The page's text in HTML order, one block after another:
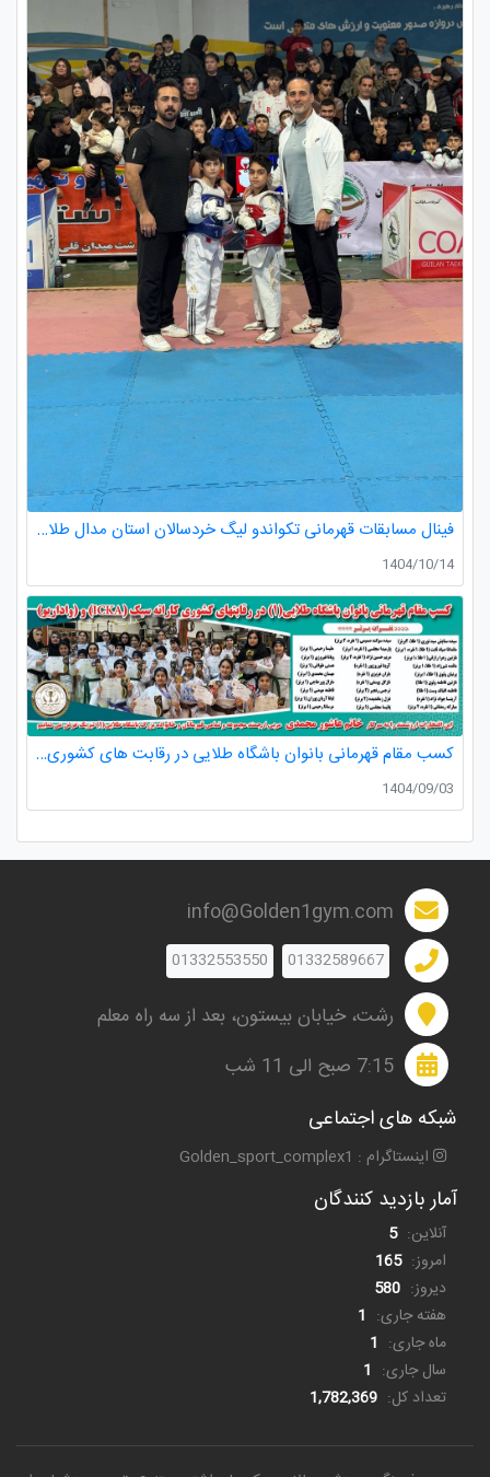
فینال مسابقات قهرمانی تکواندو لیگ خردسالان استان مدال طلا صدرا ظفری از باشگاه طلایی به مربیگری استاد عسکری مربی ارزنده باشگاه
1404/10/14
کسب مقام قهرمانی بانوان باشگاه طلایی در رقابت های کشوری کاراته
1404/09/03
info@Golden1gym.com
01332589667
01332553550
رشت، خیابان بیستون، بعد از سه راه معلم
7:15 صبح الی 11 شب
شبکه های اجتماعی
اینستاگرام : Golden_sport_complex1
آمار بازدید کنندگان
آنلاین: 5
امروز: 165
دیروز: 580
هفته جاری: 1
ماه جاری: 1
سال جاری: 1
تعداد کل: 1,782,369